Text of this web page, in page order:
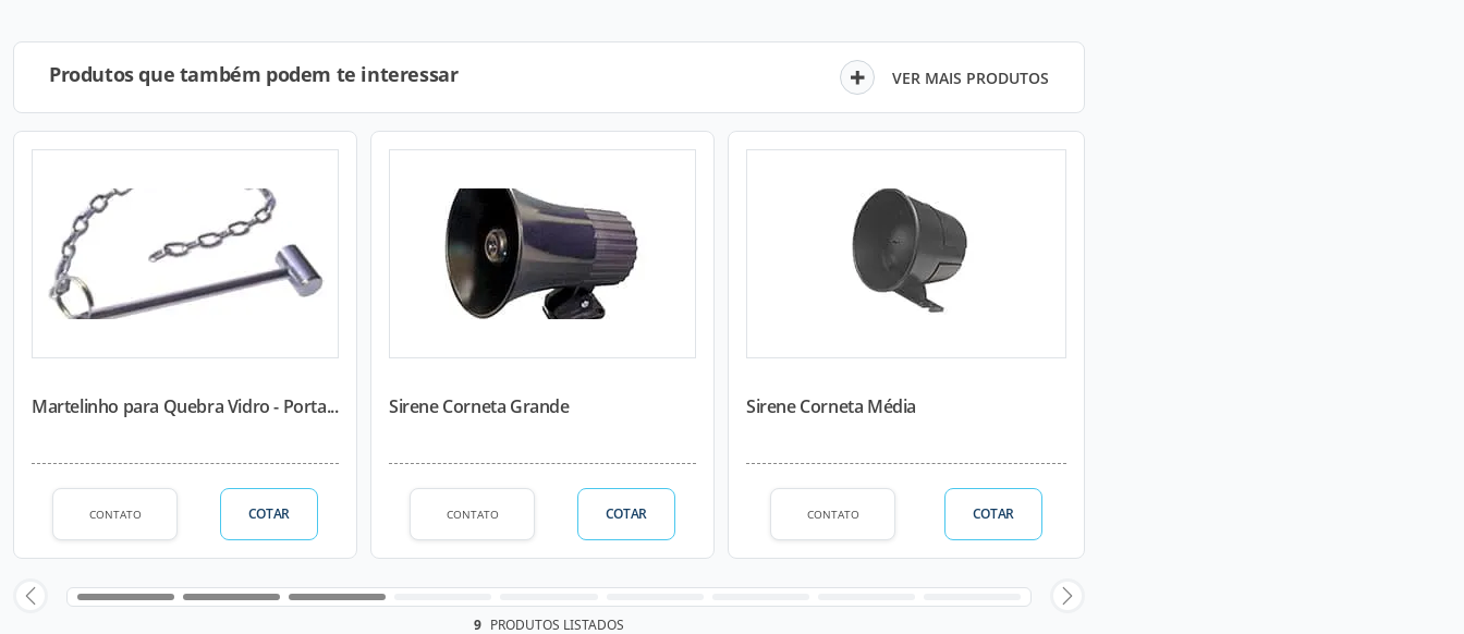
Produtos que também podem te interessar VER MAIS PRODUTOS
Martelinho para Quebra Vidro - Porta...
CONTATO COTAR
Sirene Corneta Grande
CONTATO COTAR
Sirene Corneta Média
CONTATO COTAR
9 PRODUTOS LISTADOS